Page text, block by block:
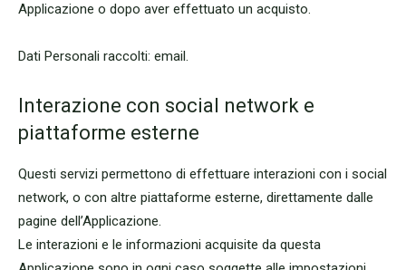
Applicazione o dopo aver effettuato un acquisto.
Dati Personali raccolti: email.
Interazione con social network e
piattaforme esterne
Questi servizi permettono di effettuare interazioni con i social
network, o con altre piattaforme esterne, direttamente dalle
pagine dell’Applicazione.
Le interazioni e le informazioni acquisite da questa